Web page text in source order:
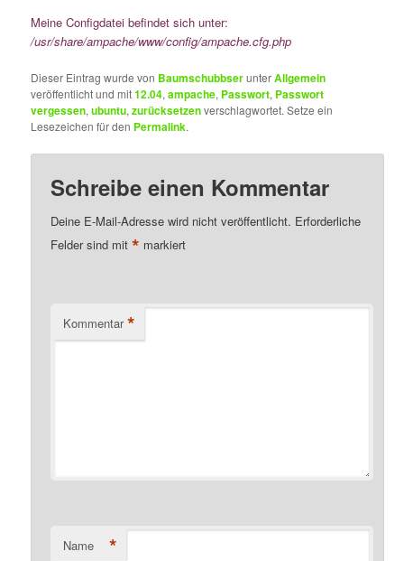
Meine Configdatei befindet sich unter:
/usr/share/ampache/www/config/ampache.cfg.php
Dieser Eintrag wurde von BaumschubbserunterAllgemein
veröffentlicht und mit12.04,ampache, Passwort, Passwort
vergessen,ubuntu,zurücksetzenverschlagwortet. Setze ein
Lesezeichen für den Permalink.
Schreibe einen Kommentar
Deine E-Mail-Adresse wird nicht veröffentlicht. Erforderliche
Felder sind mit* markiert
Kommentar *
Name *